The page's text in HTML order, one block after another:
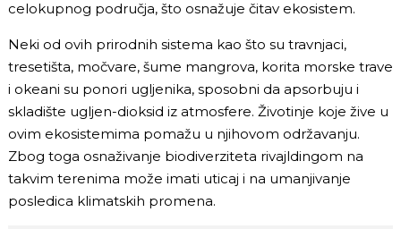
celokupnog područja, što osnažuje čitav ekosistem.
Neki od ovih prirodnih sistema kao što su travnjaci,
tresetišta, močvare, šume mangrova, korita morske trave
i okeani su ponori ugljenika, sposobni da apsorbuju i
skladište ugljen-dioksid iz atmosfere. Životinje koje žive u
ovim ekosistemima pomažu u njihovom održavanju.
Zbog toga osnaživanje biodiverziteta rivajldingom na
takvim terenima može imati uticaj i na umanjivanje
posledica klimatskih promena.